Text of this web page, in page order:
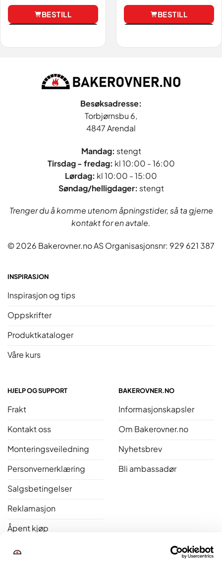
BESTILL BESTILL
Besøksadresse:
Torbjørnsbu 6,
4847 Arendal
Mandag: stengt
Tirsdag - fredag: kl 10:00 - 16:00
Lørdag: kl 10:00 - 15:00
Søndag/helligdager: stengt
Trenger du å komme utenom åpningstider, så ta gjerne
kontakt for en avtale.
© 2026 Bakerovner.no AS Organisasjonsnr: 929 621 387
INSPIRASJON
Inspirasjon og tips
Oppskrifter
Produktkataloger
Våre kurs
HJELP OG SUPPORT
Frakt
Kontakt oss
Monteringsveiledning
Personvernerklæring
Salgsbetingelser
Reklamasjon
Åpent kjøp
BAKEROVNER.NO
Informasjonskapsler
Om Bakerovner.no
Nyhetsbrev
Bli ambassadør
Bakerovner.no er medlem av Norsk Varme